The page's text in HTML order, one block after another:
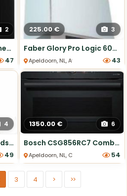
2
Inbouw oven met magnetron zwart, Restpartij HIMC4550 in doos
47
225.00 € 3
Faber Glory Pro Logic 60cm Witte Wandschouwkap
Apeldoorn, NL, Afzuigkappen 43
4
Airline CMNQ 60 IX wandschouwkap 60cm RVS nieuw
49
1350.00 € 6
Bosch CSG856RC7 Combi-stoomoven 45cm Nieuw
Apeldoorn, NL, Combi Ovens 54
3 4 > >>